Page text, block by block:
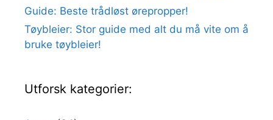
Guide: Beste trådløst ørepropper!
Tøybleier: Stor guide med alt du må vite om å
bruke tøybleier!
Utforsk kategorier: